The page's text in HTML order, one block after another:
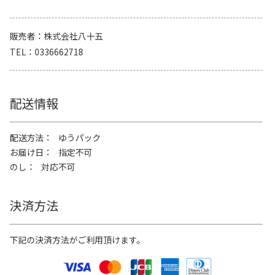
販売者
株式会社八十五
TEL
0336662718
配送情報
配送方法
ゆうパック
お届け日
指定不可
のし
対応不可
決済方法
下記の決済方法がご利用頂けます。